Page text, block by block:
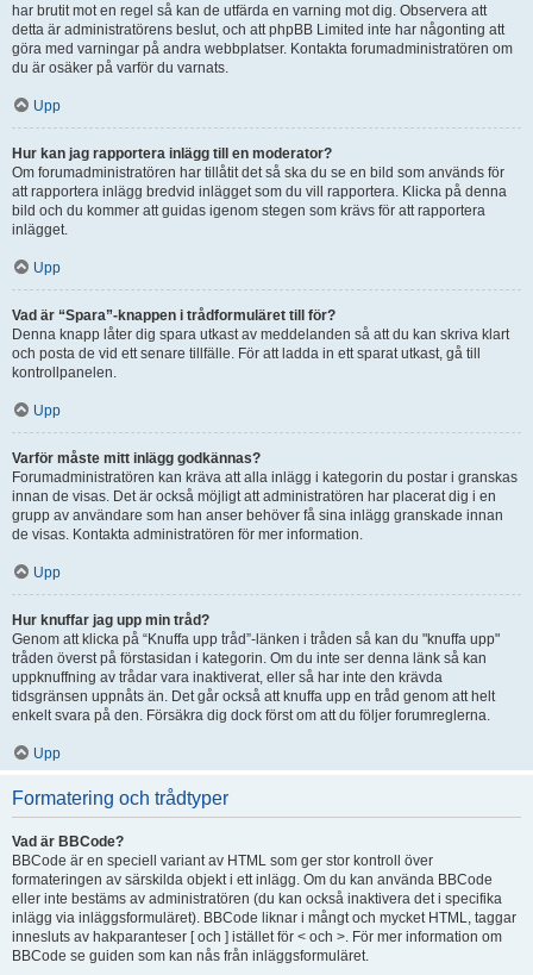
har brutit mot en regel så kan de utfärda en varning mot dig. Observera att
detta är administratörens beslut, och att phpBB Limited inte har någonting att
göra med varningar på andra webbplatser. Kontakta forumadministratören om
du är osäker på varför du varnats.
Upp
Hur kan jag rapportera inlägg till en moderator?
Om forumadministratören har tillåtit det så ska du se en bild som används för
att rapportera inlägg bredvid inlägget som du vill rapportera. Klicka på denna
bild och du kommer att guidas igenom stegen som krävs för att rapportera
inlägget.
Upp
Vad är “Spara”-knappen i trådformuläret till för?
Denna knapp låter dig spara utkast av meddelanden så att du kan skriva klart
och posta de vid ett senare tillfälle. För att ladda in ett sparat utkast, gå till
kontrollpanelen.
Upp
Varför måste mitt inlägg godkännas?
Forumadministratören kan kräva att alla inlägg i kategorin du postar i granskas
innan de visas. Det är också möjligt att administratören har placerat dig i en
grupp av användare som han anser behöver få sina inlägg granskade innan
de visas. Kontakta administratören för mer information.
Upp
Hur knuffar jag upp min tråd?
Genom att klicka på “Knuffa upp tråd”-länken i tråden så kan du "knuffa upp"
tråden överst på förstasidan i kategorin. Om du inte ser denna länk så kan
uppknuffning av trådar vara inaktiverat, eller så har inte den krävda
tidsgränsen uppnåts än. Det går också att knuffa upp en tråd genom att helt
enkelt svara på den. Försäkra dig dock först om att du följer forumreglerna.
Upp
Formatering och trådtyper
Vad är BBCode?
BBCode är en speciell variant av HTML som ger stor kontroll över
formateringen av särskilda objekt i ett inlägg. Om du kan använda BBCode
eller inte bestäms av administratören (du kan också inaktivera det i specifika
inlägg via inläggsformuläret). BBCode liknar i mångt och mycket HTML, taggar
innesluts av hakparanteser [ och ] istället för < och >. För mer information om
BBCode se guiden som kan nås från inläggsformuläret.